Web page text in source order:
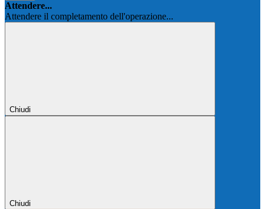
Attendere...
Attendere il completamento dell'operazione...
Chiudi
Chiudi